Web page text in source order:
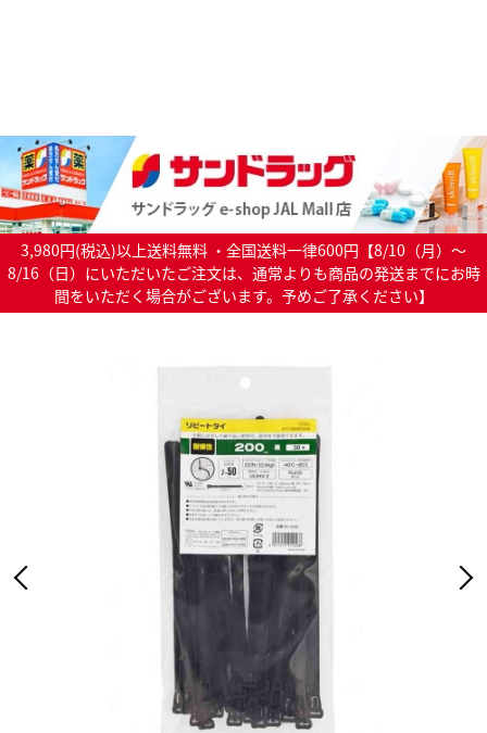
3,980円(税込)以上送料無料 ・全国送料一律600円【8/10（月）～
8/16（日）にいただいたご注文は、通常よりも商品の発送までにお時
間をいただく場合がございます。予めご了承ください】